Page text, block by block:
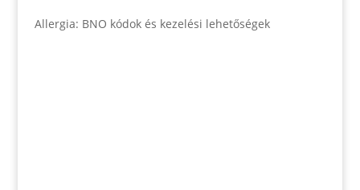
Allergia: BNO kódok és kezelési lehetőségek